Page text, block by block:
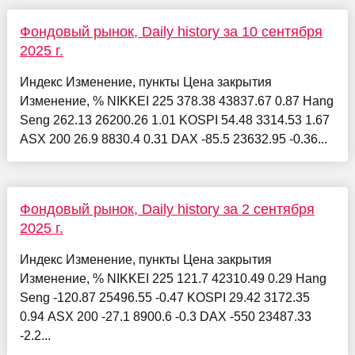
Фондовый рынок, Daily history за 10 сентября
2025 г.
Индекс Изменение, пункты Цена закрытия
Изменение, % NIKKEI 225 378.38 43837.67 0.87 Hang
Seng 262.13 26200.26 1.01 KOSPI 54.48 3314.53 1.67
ASX 200 26.9 8830.4 0.31 DAX -85.5 23632.95 -0.36...
Фондовый рынок, Daily history за 2 сентября
2025 г.
Индекс Изменение, пункты Цена закрытия
Изменение, % NIKKEI 225 121.7 42310.49 0.29 Hang
Seng -120.87 25496.55 -0.47 KOSPI 29.42 3172.35
0.94 ASX 200 -27.1 8900.6 -0.3 DAX -550 23487.33
-2.2...